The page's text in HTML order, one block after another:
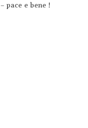
pace e bene !